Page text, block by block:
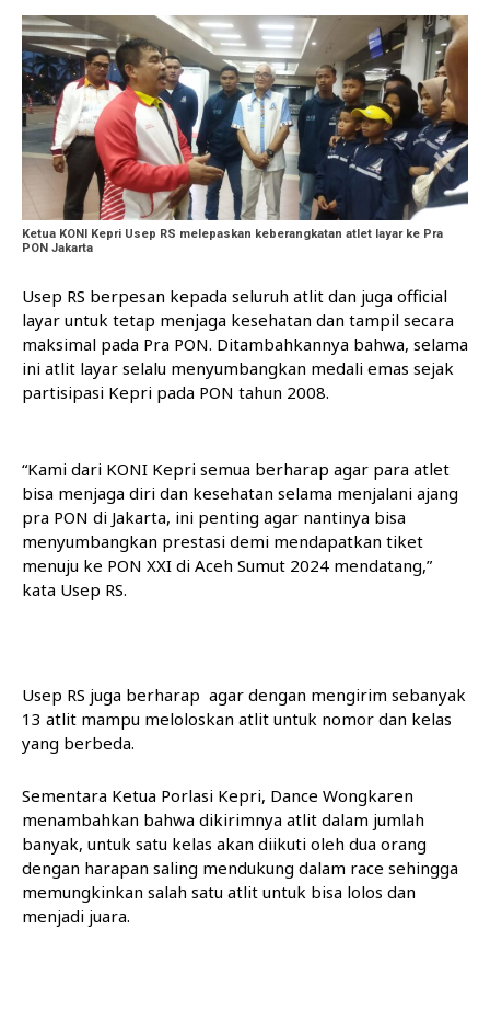
Ketua KONI Kepri Usep RS melepaskan keberangkatan atlet layar ke Pra
PON Jakarta
Usep RS berpesan kepada seluruh atlit dan juga official
layar untuk tetap menjaga kesehatan dan tampil secara
maksimal pada Pra PON. Ditambahkannya bahwa, selama
ini atlit layar selalu menyumbangkan medali emas sejak
partisipasi Kepri pada PON tahun 2008.
“Kami dari KONI Kepri semua berharap agar para atlet
bisa menjaga diri dan kesehatan selama menjalani ajang
pra PON di Jakarta, ini penting agar nantinya bisa
menyumbangkan prestasi demi mendapatkan tiket
menuju ke PON XXI di Aceh Sumut 2024 mendatang,”
kata Usep RS.
Usep RS juga berharap agar dengan mengirim sebanyak
13 atlit mampu meloloskan atlit untuk nomor dan kelas
yang berbeda.
Sementara Ketua Porlasi Kepri, Dance Wongkaren
menambahkan bahwa dikirimnya atlit dalam jumlah
banyak, untuk satu kelas akan diikuti oleh dua orang
dengan harapan saling mendukung dalam race sehingga
memungkinkan salah satu atlit untuk bisa lolos dan
menjadi juara.